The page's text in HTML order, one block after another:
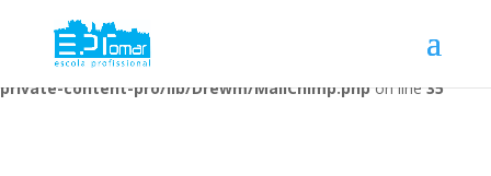
Warning: Undefined array key 1 in
/home/escolaprofission/public_html/wp-content/plugins/wp-
private-content-pro/lib/Drewm/MailChimp.phpon line35